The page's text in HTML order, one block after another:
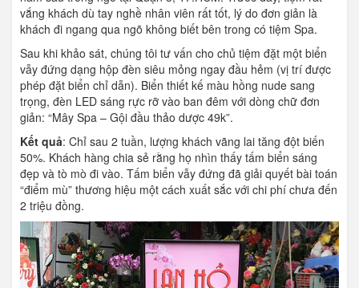
vắng khách dù tay nghề nhân viên rất tốt, lý do đơn giản là
khách đi ngang qua ngõ không biết bên trong có tiệm Spa.
Sau khi khảo sát, chúng tôi tư vấn cho chủ tiệm đặt một biển
vẫy đứng dạng hộp đèn siêu mỏng ngay đầu hẻm (vị trí được
phép đặt biển chỉ dẫn). Biển thiết kế màu hồng nude sang
trọng, đèn LED sáng rực rỡ vào ban đêm với dòng chữ đơn
giản: “Mây Spa – Gội đầu thảo dược 49k”.
Kết quả: Chỉ sau 2 tuần, lượng khách vãng lai tăng đột biến
50%. Khách hàng chia sẻ rằng họ nhìn thấy tấm biển sáng
đẹp và tò mò đi vào. Tấm biển vẫy đứng đã giải quyết bài toán
“điểm mù” thương hiệu một cách xuất sắc với chi phí chưa đến
2 triệu đồng.